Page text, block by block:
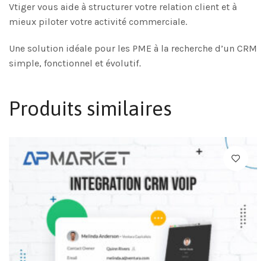
Vtiger vous aide à structurer votre relation client et à
mieux piloter votre activité commerciale.
Une solution idéale pour les PME à la recherche d’un CRM
simple, fonctionnel et évolutif.
Produits similaires